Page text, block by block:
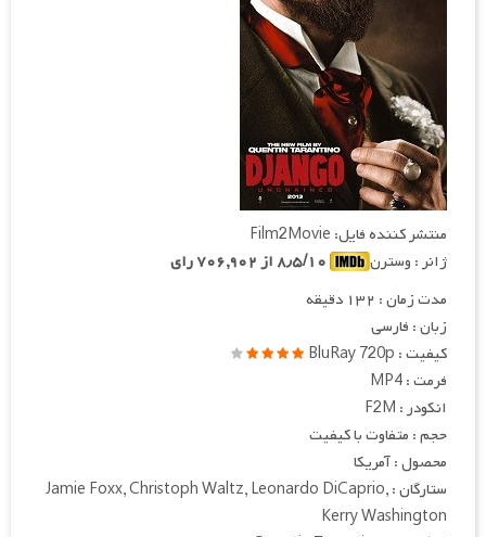
منتشر کننده فایل: Film2Movie
ژانر : وسترن
مدت زمان : ۱۳۲ دقیقه
زبان : فارسی
کیفیت : BluRay 720p
فرمت : MP4
انکودر : F2M
حجم : متفاوت با کیفیت
محصول : آمریکا
ستارگان : Jamie Foxx, Christoph Waltz, Leonardo DiCaprio,
Kerry Washington